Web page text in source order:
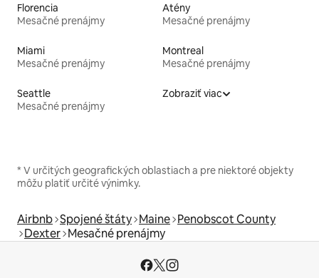
Florencia
Mesačné prenájmy
Atény
Mesačné prenájmy
Miami
Mesačné prenájmy
Montreal
Mesačné prenájmy
Seattle
Mesačné prenájmy
Zobraziť viac
* V určitých geografických oblastiach a pre niektoré objekty
môžu platiť určité výnimky.
Airbnb Spojené štáty Maine Penobscot County
Dexter Mesačné prenájmy